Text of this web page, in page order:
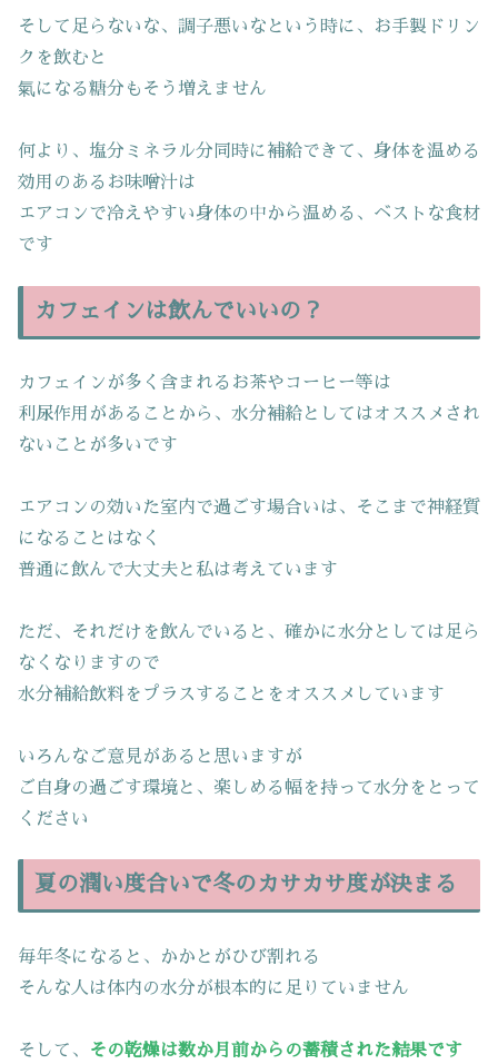
そして足らないな、調子悪いなという時に、お手製ドリン
クを飲むと
氣になる糖分もそう増えません
何より、塩分ミネラル分同時に補給できて、身体を温める
効用のあるお味噌汁は
エアコンで冷えやすい身体の中から温める、ベストな食材
です
カフェインは飲んでいいの？
カフェインが多く含まれるお茶やコーヒー等は
利尿作用があることから、水分補給としてはオススメされ
ないことが多いです
エアコンの効いた室内で過ごす場合いは、そこまで神経質
になることはなく
普通に飲んで大丈夫と私は考えています
ただ、それだけを飲んでいると、確かに水分としては足ら
なくなりますので
水分補給飲料をプラスすることをオススメしています
いろんなご意見があると思いますが
ご自身の過ごす環境と、楽しめる幅を持って水分をとって
ください
夏の潤い度合いで冬のカサカサ度が決まる
毎年冬になると、かかとがひび割れる
そんな人は体内の水分が根本的に足りていません
そして、 その乾燥は数か月前からの蓄積された結果です